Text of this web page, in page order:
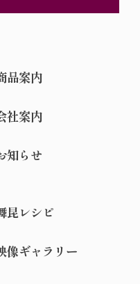
品案内
社案内
知らせ
昆レシピ
像ギャラリー